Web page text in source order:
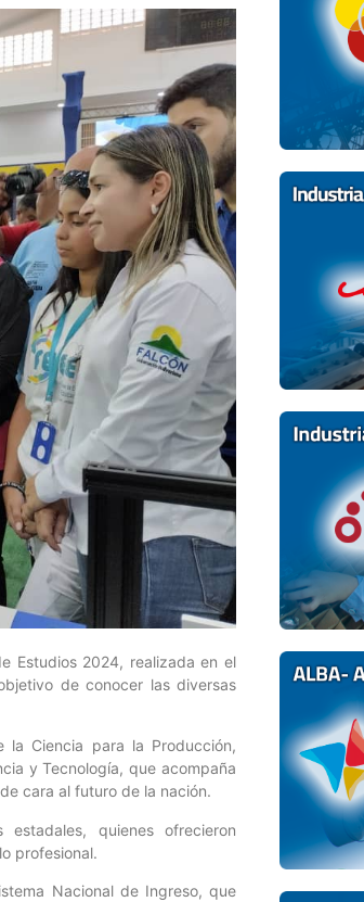
Estudios 2024, realizada en el
de conocer las diversas
la Ciencia para la Producción,
y Tecnología, que acompaña
cara al futuro de la nación.
quienes ofrecieron
profesional.
Nacional de Ingreso, que